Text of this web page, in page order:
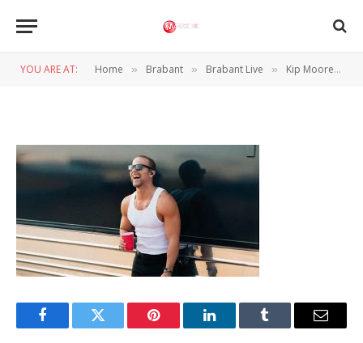
YOU ARE AT: Home » Brabant » Brabant Live » Kip Moore in 013 Tilburg: rauw, oprecht en vol energie
FacebookTwitter Pinterest LinkedInTumblr Email